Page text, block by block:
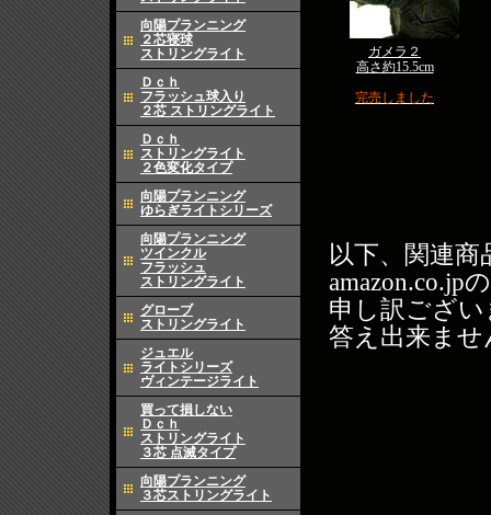
向陽プランニング
２芯寝球
ストリングライト
Ｄｃｈ
フラッシュ球入り
２芯 ストリングライト
Ｄｃｈ
ストリングライト
２色変化タイプ
向陽プランニング
ゆらぎライトシリーズ
向陽プランニング
ツインクル
フラッシュ
ストリングライト
グローブ
ストリングライト
ジュエル
ライトシリーズ
ヴィンテージライト
買って損しない
Ｄｃｈ
ストリングライト
３芯 点滅タイプ
向陽プランニング
３芯ストリングライト
ガメラ２
高さ約15.5cm
完売しました
以下、関連商
amazon.co.jp
申し訳ござ
答え出来ませ